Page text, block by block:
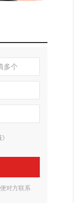
》
对方联系